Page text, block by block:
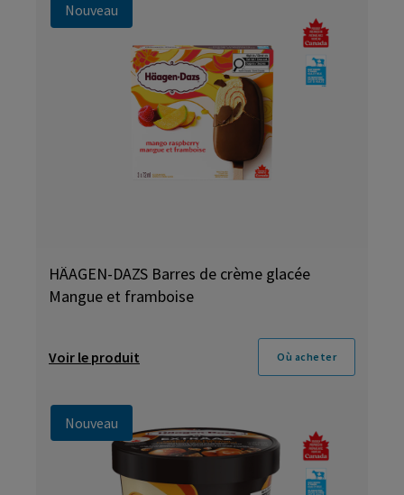
Nouveau
HÄAGEN-DAZS Barres de crème glacée
Mangue et framboise
Voir le produit Où acheter
Nouveau